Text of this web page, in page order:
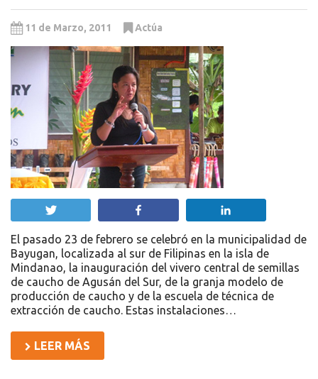
11 de Marzo, 2011 Actúa
El pasado 23 de febrero se celebró en la municipalidad de
Bayugan, localizada al sur de Filipinas en la isla de
Mindanao, la inauguración del vivero central de semillas
de caucho de Agusán del Sur, de la granja modelo de
producción de caucho y de la escuela de técnica de
extracción de caucho. Estas instalaciones…
LEER MÁS